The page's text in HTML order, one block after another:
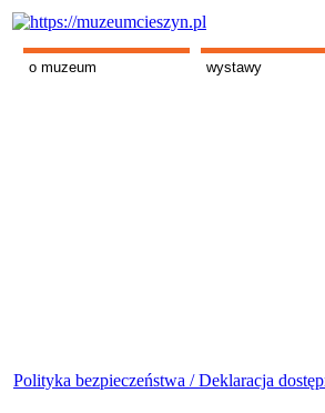
o muzeum wystawy
Polityka bezpieczeństwa /Deklaracja